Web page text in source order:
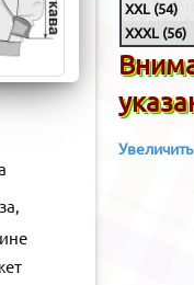
XXL (54)
XXXL (56)
Увеличить